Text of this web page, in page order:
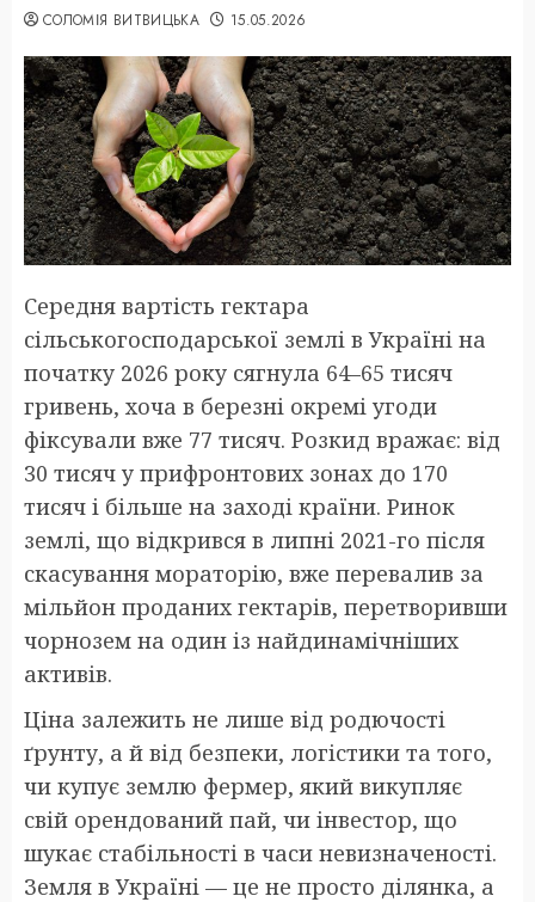
СОЛОМІЯ ВИТВИЦЬКА 15.05.2026
Середня вартість гектара
сільськогосподарської землі в Україні на
початку 2026 року сягнула 64–65 тисяч
гривень, хоча в березні окремі угоди
фіксували вже 77 тисяч. Розкид вражає: від
30 тисяч у прифронтових зонах до 170
тисяч і більше на заході країни. Ринок
землі, що відкрився в липні 2021-го після
скасування мораторію, вже перевалив за
мільйон проданих гектарів, перетворивши
чорнозем на один із найдинамічніших
активів.
Ціна залежить не лише від родючості
ґрунту, а й від безпеки, логістики та того,
чи купує землю фермер, який викупляє
свій орендований пай, чи інвестор, що
шукає стабільності в часи невизначеності.
Земля в Україні — це не просто ділянка, а